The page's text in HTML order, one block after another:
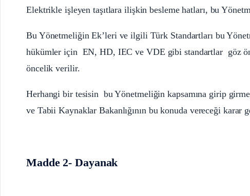
Elektrikle işleyen taşıtlara ilişkin besleme hatları, bu
Bu Yönetmeliğin Ek’leri ve ilgili Türk Standartları bu
hükümler için EN, HD, IEC ve VDE gibi standartlar göz
öncelik verilir.
Herhangi bir tesisin bu Yönetmeliğin kapsamına girip
ve Tabii Kaynaklar Bakanlığının bu konuda vereceği karar
Madde 2- Dayanak